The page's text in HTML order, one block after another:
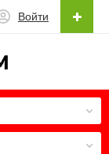
Войти